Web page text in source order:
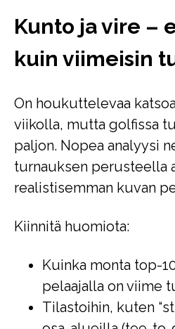
Kunto ja vire –
kuin viimeisin
On houkuttelevaa
viikolla, mutta golfissa
paljon. Nopea analyysi
turnauksen perusteella
realistisemman kuvan
Kiinnitä huomiota:
Kuinka monta top-
pelaajalla on viime
Tilastoihin, kuten